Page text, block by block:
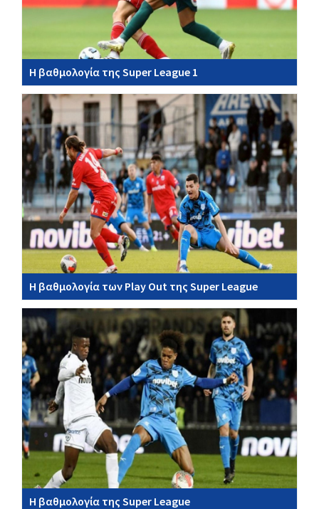
Η βαθμολογία της Super League 1
Η βαθμολογία των Play Out της Super League
Η βαθμολογία της Super League